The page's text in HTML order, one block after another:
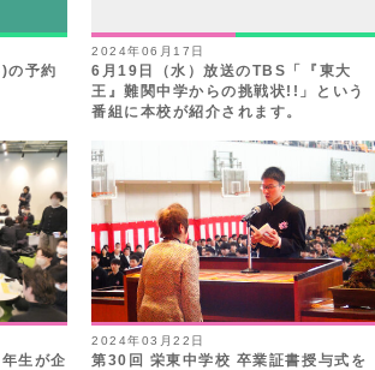
の予約
2024年06月17日
6月19日（水）放送のTBS「『東大
王』難関中学からの挑戦状!!」という
番組に本校が紹介されます。
生が企
2024年03月22日
第30回 栄東中学校 卒業証書授与式を